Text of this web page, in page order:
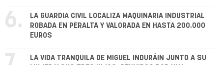
6.
LA GUARDIA CIVIL LOCALIZA MAQUINARIA INDUSTRIAL
ROBADA EN PERALTA Y VALORADA EN HASTA 200.000
EUROS
LA VIDA TRANQUILA DE MIGUEL INDURÁIN JUNTO A SU